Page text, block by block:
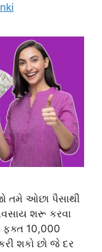
તમે ઓછા પૈસાથી
શરૂ કરવા
ફક્ત 10,000
શકો છો જે દર